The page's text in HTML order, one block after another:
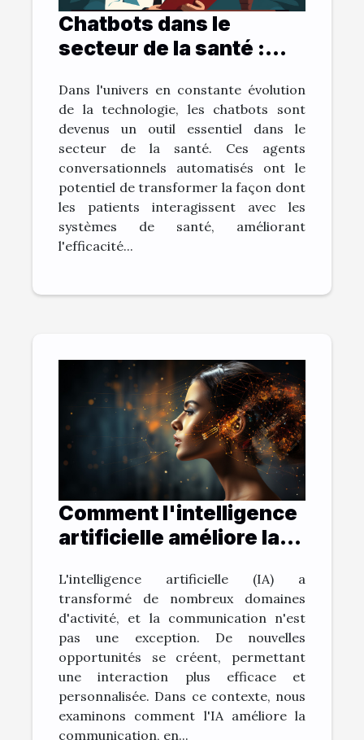
Chatbots dans le
secteur de la santé :
Dans l'univers en constante évolution
de la technologie, les chatbots sont
devenus un outil essentiel dans le
secteur de la santé. Ces agents
conversationnels automatisés ont le
potentiel de transformer la façon dont
les patients interagissent avec les
systèmes de santé, améliorant
l'efficacité...
Comment l'intelligence
artificielle améliore la
de ChatGPT
L'intelligence artificielle (IA) a
transformé de nombreux domaines
d'activité, et la communication n'est
pas une exception. De nouvelles
opportunités se créent, permettant
une interaction plus efficace et
personnalisée. Dans ce contexte, nous
examinons comment l'IA améliore la
communication, en...